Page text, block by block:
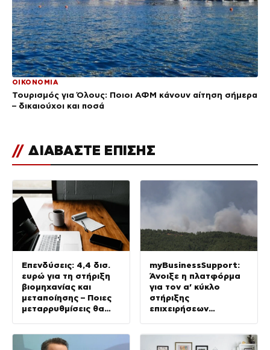
ΟΙΚΟΝΟΜΙΑ
Τουρισμός για Όλους: Ποιοι ΑΦΜ κάνουν αίτηση σήμερα
– δικαιούχοι και ποσά
// ΔΙΑΒΑΣΤΕ ΕΠΙΣΗΣ
Επενδύσεις: 4,4 δισ.
ευρώ για τη στήριξη
βιομηχανίας και
μεταποίησης – Ποιες
μεταρρυθμίσεις θα
myBusinessSupport:
Άνοιξε η πλατφόρμα
για τον α’ κύκλο
στήριξης
επιχειρήσεων